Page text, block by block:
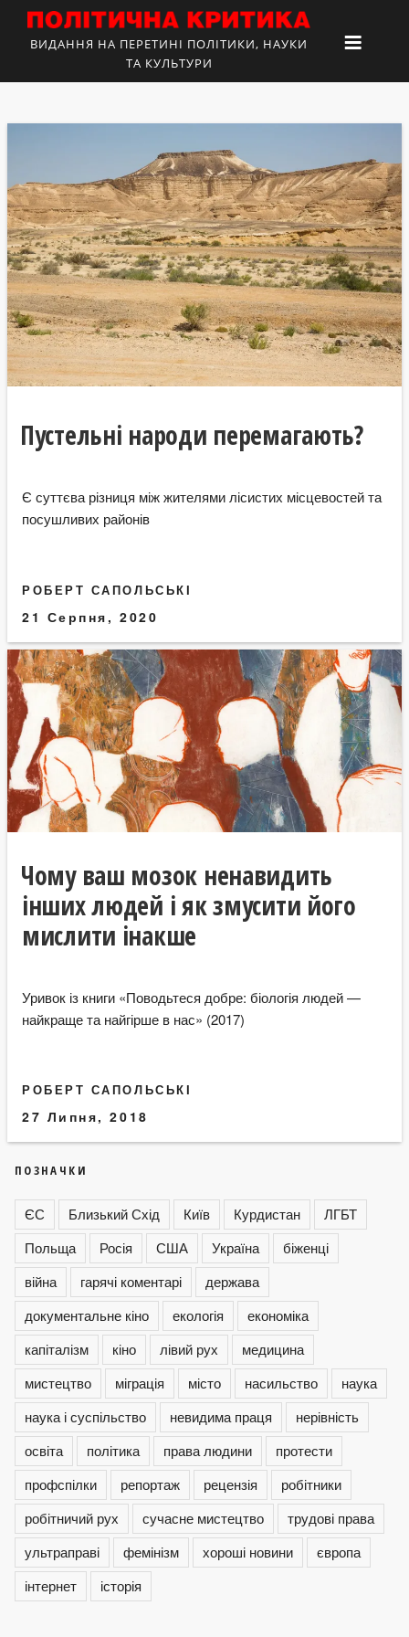
ВИДАННЯ НА ПЕРЕТИНІ ПОЛІТИКИ, НАУКИ
ТА КУЛЬТУРИ
Пустельні народи перемагають?
Є суттєва різниця між жителями лісистих місцевостей та
посушливих районів
РОБЕРТ САПОЛЬСЬКІ
21 Серпня, 2020
Чому ваш мозок ненавидить
інших людей і як змусити його
мислити інакше
Уривок із книги «Поводьтеся добре: біологія людей —
найкраще та найгірше в нас» (2017)
РОБЕРТ САПОЛЬСЬКІ
27 Липня, 2018
ПОЗНАЧКИ
ЄС Близький Схід Київ Курдистан
ЛГБТ
Польща
Росія США Україна
біженці
війна
гарячі коментарі
держава
документальне кіно
екологія
економіка
капіталізм
кіно лівий рух
медицина
мистецтво
міграція місто насильство
наука
наука і суспільство
невидима праця
нерівність
освіта
політика права людини
протести
профспілки
репортаж рецензія
робітники
робітничий рух
сучасне мистецтво
трудові права
ультраправі
фемінізм хороші новини
європа
інтернет
історія